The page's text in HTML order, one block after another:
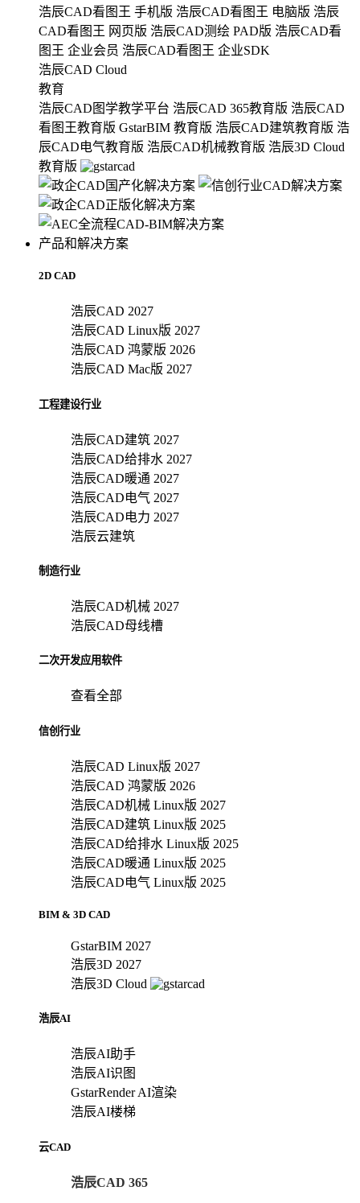
浩辰CAD看图王 手机版 浩辰CAD看图王 电脑版 浩辰
CAD看图王 网页版 浩辰CAD测绘 PAD版 浩辰CAD看
图王 企业会员 浩辰CAD看图王 企业SDK
浩辰CAD Cloud
教育
浩辰CAD图学教学平台 浩辰CAD 365教育版 浩辰CAD
看图王教育版 GstarBIM 教育版 浩辰CAD建筑教育版 浩
辰CAD电气教育版 浩辰CAD机械教育版 浩辰3D Cloud
教育版
产品和解决方案
2D CAD
浩辰CAD 2027
浩辰CAD Linux版 2027
浩辰CAD 鸿蒙版 2026
浩辰CAD Mac版 2027
工程建设行业
浩辰CAD建筑 2027
浩辰CAD给排水 2027
浩辰CAD暖通 2027
浩辰CAD电气 2027
浩辰CAD电力 2027
浩辰云建筑
制造行业
浩辰CAD机械 2027
浩辰CAD母线槽
二次开发应用软件
查看全部
信创行业
浩辰CAD Linux版 2027
浩辰CAD 鸿蒙版 2026
浩辰CAD机械 Linux版 2027
浩辰CAD建筑 Linux版 2025
浩辰CAD给排水 Linux版 2025
浩辰CAD暖通 Linux版 2025
浩辰CAD电气 Linux版 2025
BIM & 3D CAD
GstarBIM 2027
浩辰3D 2027
浩辰3D Cloud
浩辰AI
浩辰AI助手
浩辰AI识图
GstarRender AI渲染
浩辰AI楼梯
云CAD
浩辰CAD 365